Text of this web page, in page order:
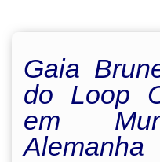
Gaia
do Loop
em
Alemanha